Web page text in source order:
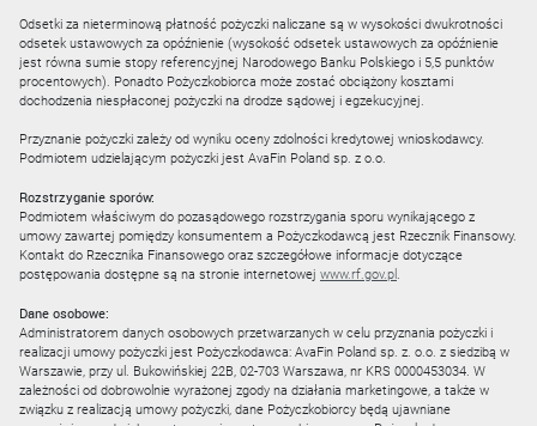
Odsetki za nieterminową płatność pożyczki naliczane są w wysokości dwukrotności
odsetek ustawowych za opóźnienie (wysokość odsetek ustawowych za opóźnienie
jest równa sumie stopy referencyjnej Narodowego Banku Polskiego i 5,5 punktów
procentowych). Ponadto Pożyczkobiorca może zostać obciążony kosztami
dochodzenia niespłaconej pożyczki na drodze sądowej i egzekucyjnej.
Przyznanie pożyczki zależy od wyniku oceny zdolności kredytowej wnioskodawcy.
Podmiotem udzielającym pożyczki jest AvaFin Poland sp. z o.o.
Rozstrzyganie sporów:
Podmiotem właściwym do pozasądowego rozstrzygania sporu wynikającego z
umowy zawartej pomiędzy konsumentem a Pożyczkodawcą jest Rzecznik Finansowy.
Kontakt do Rzecznika Finansowego oraz szczegółowe informacje dotyczące
postępowania dostępne są na stronie internetowej www.rf.gov.pl.
Dane osobowe:
Administratorem danych osobowych przetwarzanych w celu przyznania pożyczki i
realizacji umowy pożyczki jest Pożyczkodawca: AvaFin Poland sp. z. o.o. z siedzibą w
Warszawie, przy ul. Bukowińskiej 22B, 02-703 Warszawa, nr KRS 0000453034. W
zależności od dobrowolnie wyrażonej zgody na działania marketingowe, a także w
związku z realizacją umowy pożyczki, dane Pożyczkobiorcy będą ujawniane